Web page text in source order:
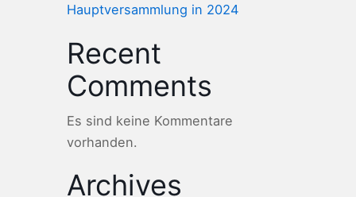
Hauptversammlung in 2024
Recent
Comments
Es sind keine Kommentare
vorhanden.
Archives